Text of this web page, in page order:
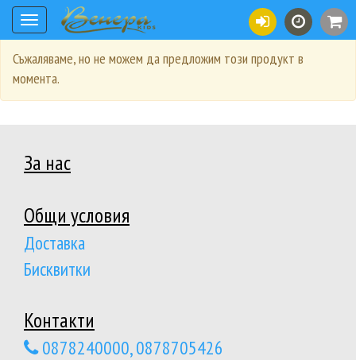
Toggle
navigation
Съжаляваме, но не можем да предложим този продукт в
момента.
За нас
Общи условия
Доставка
Бисквитки
Контакти
0878240000, 0878705426